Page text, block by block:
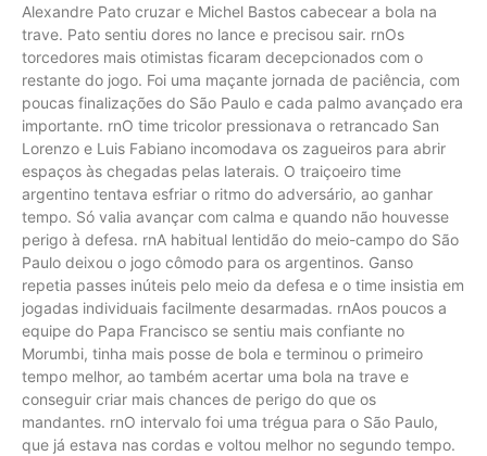
Alexandre Pato cruzar e Michel Bastos cabecear a bola na
trave. Pato sentiu dores no lance e precisou sair. rnOs
torcedores mais otimistas ficaram decepcionados com o
restante do jogo. Foi uma maçante jornada de paciência, com
poucas finalizações do São Paulo e cada palmo avançado era
importante. rnO time tricolor pressionava o retrancado San
Lorenzo e Luis Fabiano incomodava os zagueiros para abrir
espaços às chegadas pelas laterais. O traiçoeiro time
argentino tentava esfriar o ritmo do adversário, ao ganhar
tempo. Só valia avançar com calma e quando não houvesse
perigo à defesa. rnA habitual lentidão do meio-campo do São
Paulo deixou o jogo cômodo para os argentinos. Ganso
repetia passes inúteis pelo meio da defesa e o time insistia em
jogadas individuais facilmente desarmadas. rnAos poucos a
equipe do Papa Francisco se sentiu mais confiante no
Morumbi, tinha mais posse de bola e terminou o primeiro
tempo melhor, ao também acertar uma bola na trave e
conseguir criar mais chances de perigo do que os
mandantes. rnO intervalo foi uma trégua para o São Paulo,
que já estava nas cordas e voltou melhor no segundo tempo.